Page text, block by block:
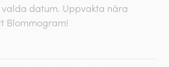
datum. Uppvakta nära
Blommogram!